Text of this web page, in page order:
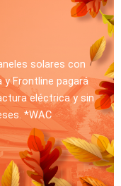
solares con
y Frontline pagará
eléctrica y sin
*WAC